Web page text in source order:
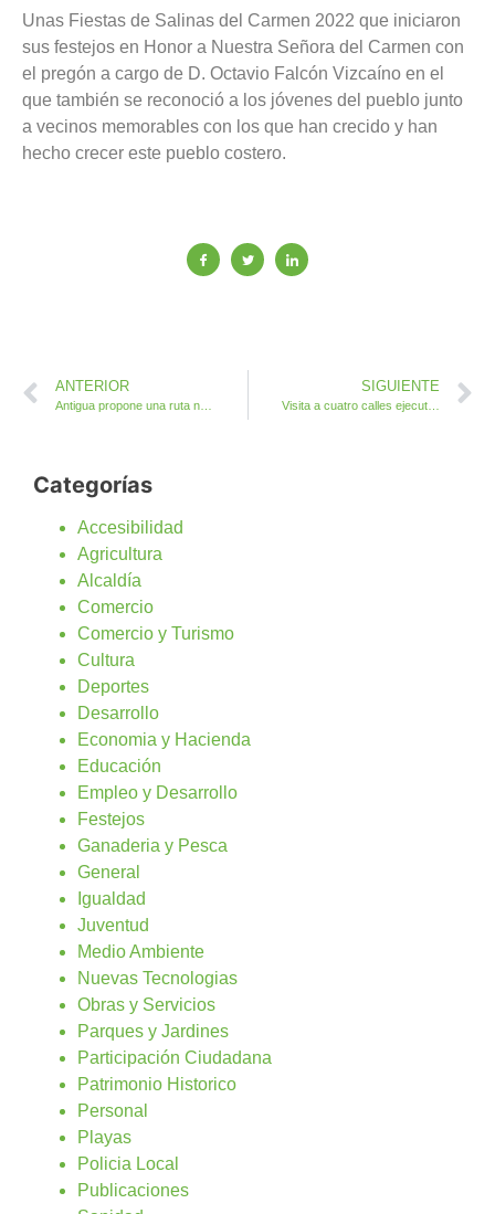
Unas Fiestas de Salinas del Carmen 2022 que iniciaron
sus festejos en Honor a Nuestra Señora del Carmen con
el pregón a cargo de D. Octavio Falcón Vizcaíno en el
que también se reconoció a los jóvenes del pueblo junto
a vecinos memorables con los que han crecido y han
hecho crecer este pueblo costero.
ANTERIOR
Antigua propone una ruta nocturna por los senderos de Mafasca
SIGUIENTE
Visita a cuatro calles ejecutadas por el Ayuntamiento de Antigua con fondos FDCAN en Caleta de Fuste
Categorías
Accesibilidad
Agricultura
Alcaldía
Comercio
Comercio y Turismo
Cultura
Deportes
Desarrollo
Economia y Hacienda
Educación
Empleo y Desarrollo
Festejos
Ganaderia y Pesca
General
Igualdad
Juventud
Medio Ambiente
Nuevas Tecnologias
Obras y Servicios
Parques y Jardines
Participación Ciudadana
Patrimonio Historico
Personal
Playas
Policia Local
Publicaciones